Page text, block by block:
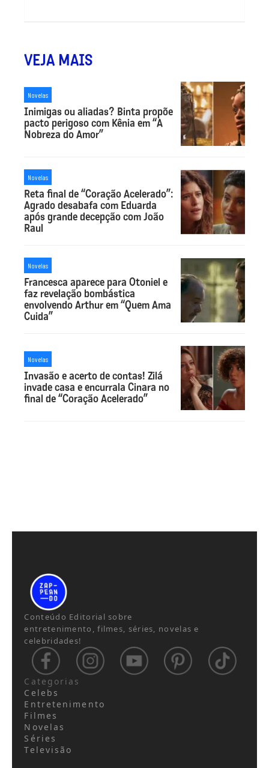
VEJA MAIS
Novelas
Inimigas ou aliadas? Binta propõe
pacto perigoso com Kênia em “A
Nobreza do Amor”
Novelas
Reta final de “Coração Acelerado”:
Agrado desabafa com Eduarda
após grande decepção com João
Raul
Novelas
Francesca aparece para Otoniel e
faz revelação bombástica
envolvendo Arthur em “Quem Ama
Cuida”
Novelas
Invasão e acerto de contas! Zilá
invade casa e encurrala Cinara no
final de “Coração Acelerado”
Conteúdo Editorial sobre
entretenimento, filmes, séries, novelas e
celebridades!
Categorias
Celebs
Entretenimento
Filmes
Novelas
Séries
Televisão